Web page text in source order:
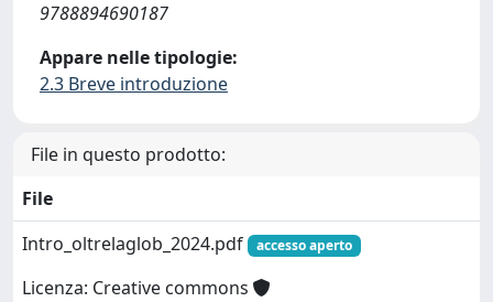
9788894690187
Appare nelle tipologie:
2.3 Breve introduzione
File in questo prodotto:
File
Intro_oltrelaglob_2024.pdf
accesso aperto
Licenza: Creative commons